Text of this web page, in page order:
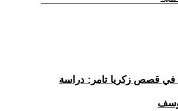
في قصص زكريا تامر: دراسة